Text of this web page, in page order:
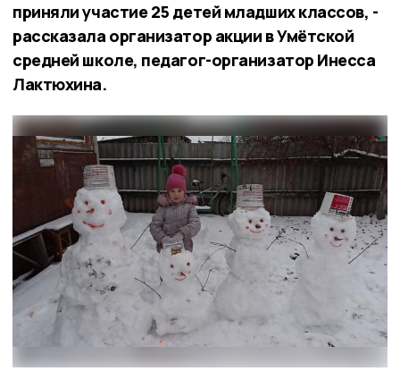
приняли участие 25 детей младших классов, -
рассказала организатор акции в Умётской
средней школе, педагог-организатор Инесса
Лактюхина.